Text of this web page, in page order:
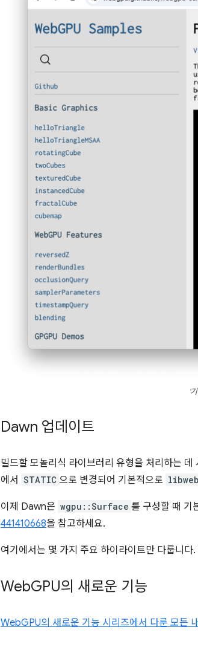
'
Dawn 업데이트
빌드할 모놀리식 라이브러리 유형을 처리하는 데
에서 STATIC 으로 변경되어 기본적으로
이제 Dawn은 wgpu::Surface 를 구성할 때 기
441410668을 참고하세요.
여기에서는 몇 가지 주요 하이라이트만 다룹니다.
WebGPU의 새로운 기능
WebGPU의 새로운 기능 시리즈에서 다룬 모든